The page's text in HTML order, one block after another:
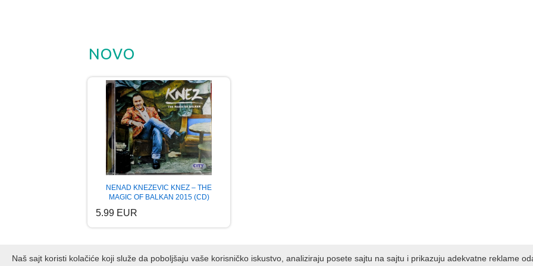
NOVO
NENAD KNEZEVIC KNEZ – THE
MAGIC OF BALKAN 2015 (CD)
5.99 EUR
Naš sajt koristi kolačiće koji služe da poboljšaju vaše korisničko iskustvo, analiziraju posete sajtu na sajtu i prikazuju adekvatne reklame